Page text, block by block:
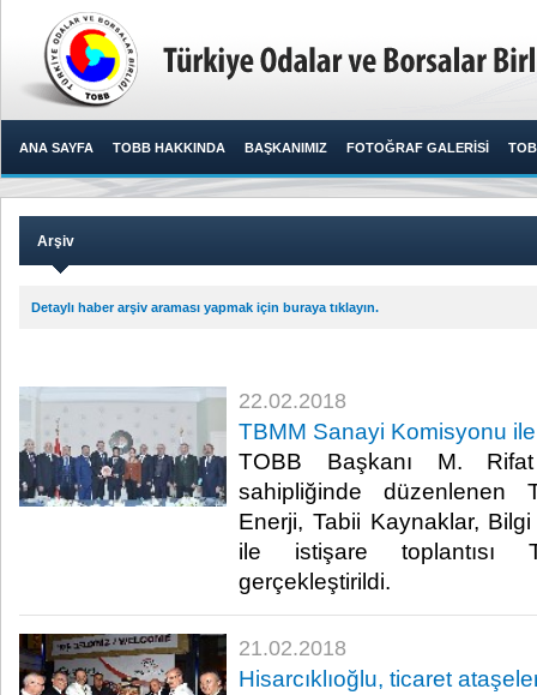
ANA SAYFA TOBB HAKKINDA BAŞKANIMIZ FOTOĞRAF GALERİSİ
Arşiv
Detaylı haber arşiv araması yapmak için buraya tıklayın.
22.02.2018
TBMM Sanayi Komisyonu ile
TOBB Başkanı M. Rifat
sahipliğinde düzenlenen
Enerji, Tabii Kaynaklar,
ile istişare toplantısı
gerçekleştirildi.​
21.02.2018
Hisarcıklıoğlu, ticaret